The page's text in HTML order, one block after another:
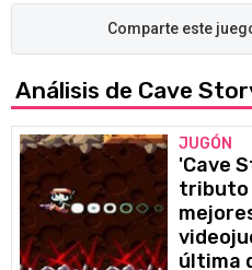
Análisis de Cave
JUGÓN
'Cave
tributo
última